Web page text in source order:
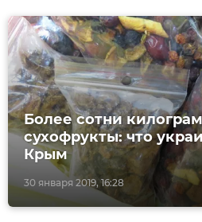
30 января 2019, 16:28
Более сотни
сухофрукты: что
Крым